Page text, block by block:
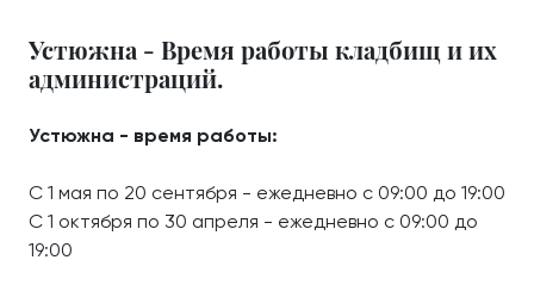
Устюжна - Время работы кладбищ и их
администраций.
Устюжна - время работы:
С 1 мая по 20 сентября - ежедневно с 09:00 до 19:00
С 1 октября по 30 апреля - ежедневно с 09:00 до
19:00